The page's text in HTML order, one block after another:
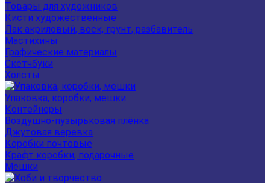
Товары для художников
Кисти художественные
Лак акриловый, воск, грунт, разбавитель
Мастихины
Графические материалы
Скетчбуки
Холсты
Упаковка, коробки, мешки
Контейнеры
Воздушно-пузырьковая плёнка
Джутовая веревка
Коробки почтовые
Крафт коробки, подарочные
Мешки